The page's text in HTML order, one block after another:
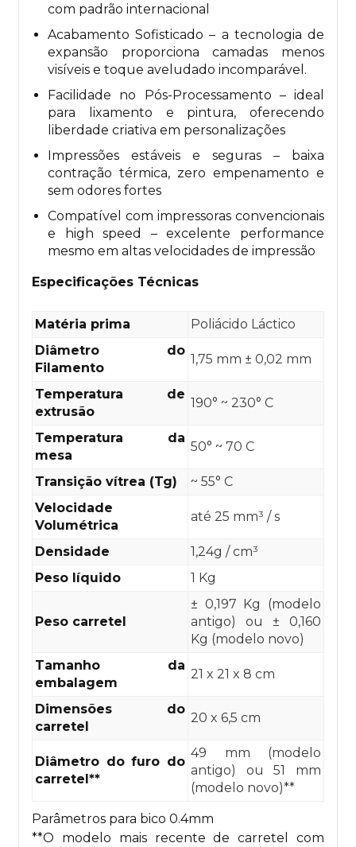
com padrão internacional
Acabamento Sofisticado – a tecnologia de
expansão proporciona camadas menos
visíveis e toque aveludado incomparável.
Facilidade no Pós-Processamento – ideal
para lixamento e pintura, oferecendo
liberdade criativa em personalizações
Impressões estáveis e seguras – baixa
contração térmica, zero empenamento e
sem odores fortes
Compatível com impressoras convencionais
e high speed – excelente performance
mesmo em altas velocidades de impressão
Especificações Técnicas
Matéria prima
Poliácido Láctico
Diâmetro do
Filamento
1,75 mm ± 0,02 mm
Temperatura de
extrusão
190° ~ 230° C
Temperatura da
mesa
50° ~ 70 C
Transição vítrea (Tg)
~ 55° C
Velocidade
Volumétrica
até 25 mm³ / s
Densidade
1,24g / cm³
Peso líquido
1 Kg
Peso carretel
± 0,197 Kg (modelo
antigo) ou ± 0,160
Kg (modelo novo)
Tamanho da
embalagem
21 x 21 x 8 cm
Dimensões do
carretel
20 x 6,5 cm
Diâmetro do furo do
carretel**
49 mm (modelo
antigo) ou 51 mm
(modelo novo)**
Parâmetros para bico 0.4mm
**O modelo mais recente de carretel com